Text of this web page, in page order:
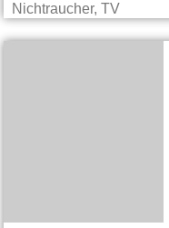
Nichtraucher, TV